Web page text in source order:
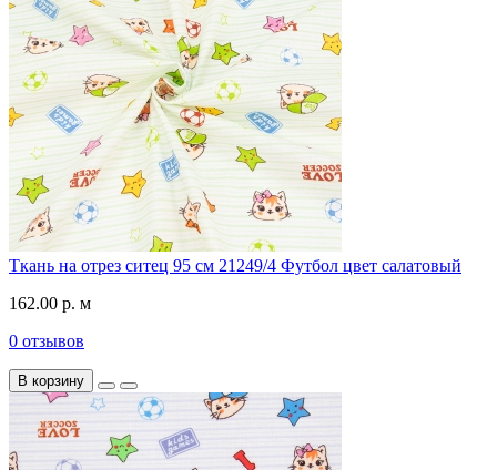
Ткань на отрез ситец 95 см 21249/4 Футбол цвет салатовый
162.00 р. м
0 отзывов
В корзину